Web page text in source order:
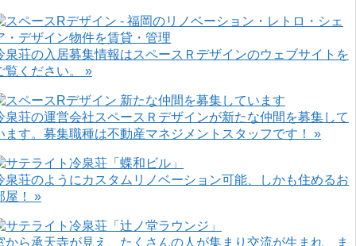
泉荘の入居募集情報はスペースＲデザインのウェブサイトを
覧ください。 »
泉荘の運営会社スペースＲデザインが新たな仲間を募集して
ます。募集職種は不動産マネジメントスタッフです！ »
泉荘のようにカスタムリノベーション可能、しかも住めるお
屋！ »
から承天寺が見え、たくさんの人が集まり交流が生まれ、ま